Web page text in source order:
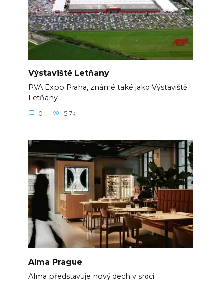
Výstaviště Letňany
PVA Expo Praha, známé také jako Výstaviště
Letňany
0 5.7k.
Alma Prague
Alma představuje nový dech v srdci